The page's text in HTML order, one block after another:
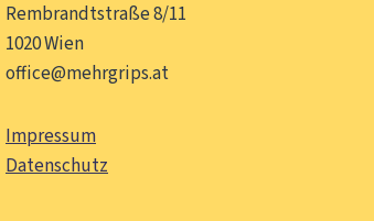
Rembrandtstraße 8/11
1020 Wien
office@mehrgrips.at
Impressum
Datenschutz